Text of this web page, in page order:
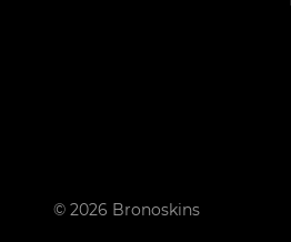
© 2026 Bronoskins